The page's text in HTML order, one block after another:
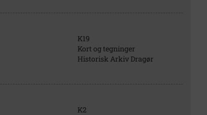
K19
Kort og tegninger
Historisk Arkiv Dragør
K2